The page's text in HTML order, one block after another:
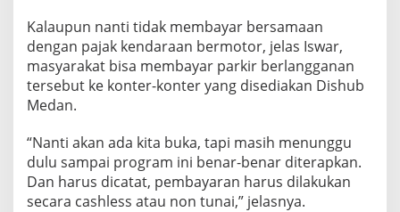
Kalaupun nanti tidak membayar bersamaan
dengan pajak kendaraan bermotor, jelas Iswar,
masyarakat bisa membayar parkir berlangganan
tersebut ke konter-konter yang disediakan Dishub
Medan.
“Nanti akan ada kita buka, tapi masih menunggu
dulu sampai program ini benar-benar diterapkan.
Dan harus dicatat, pembayaran harus dilakukan
secara cashless atau non tunai,” jelasnya.